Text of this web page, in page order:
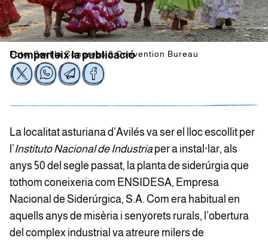
Foto: Sevilla Congress & Convention Bureau
Comparteix la publicació
La localitat asturiana d’Avilés va ser el lloc escollit per
l’Instituto Nacional de Industriaper a instal·lar, als
anys 50 del segle passat, la planta de siderúrgia que
tothom coneixeria com ENSIDESA, Empresa
Nacional de Siderúrgica, S.A. Com era habitual en
aquells anys de misèria i senyorets rurals, l’obertura
del complex industrial va atreure milers de